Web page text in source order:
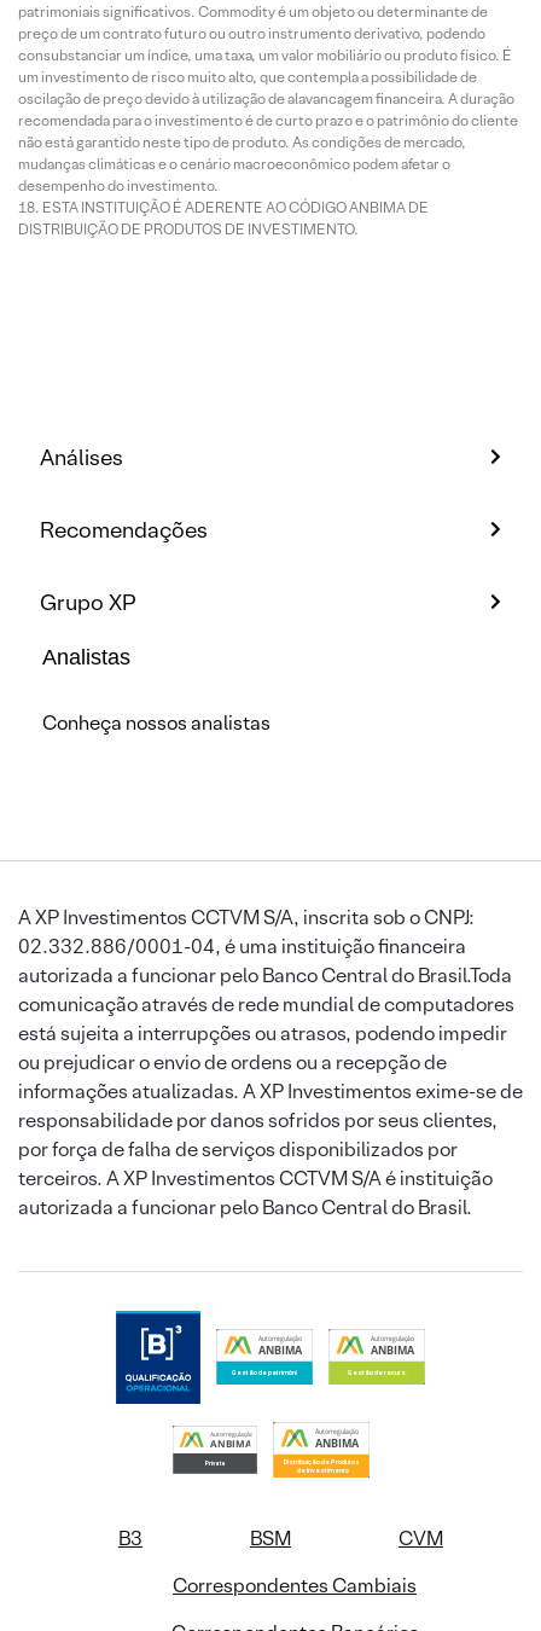
patrimoniais significativos. Commodity é um objeto ou determinante de
preço de um contrato futuro ou outro instrumento derivativo, podendo
consubstanciar um índice, uma taxa, um valor mobiliário ou produto físico. É
um investimento de risco muito alto, que contempla a possibilidade de
oscilação de preço devido à utilização de alavancagem financeira. A duração
recomendada para o investimento é de curto prazo e o patrimônio do cliente
não está garantido neste tipo de produto. As condições de mercado,
mudanças climáticas e o cenário macroeconômico podem afetar o
desempenho do investimento.
ESTA INSTITUIÇÃO É ADERENTE AO CÓDIGO ANBIMA DE
DISTRIBUIÇÃO DE PRODUTOS DE INVESTIMENTO.
Análises
Recomendações
Grupo XP
Analistas
Conheça nossos analistas
A XP Investimentos CCTVM S/A, inscrita sob o CNPJ:
02.332.886/0001-04, é uma instituição financeira
autorizada a funcionar pelo Banco Central do Brasil.Toda
comunicação através de rede mundial de computadores
está sujeita a interrupções ou atrasos, podendo impedir
ou prejudicar o envio de ordens ou a recepção de
informações atualizadas. A XP Investimentos exime-se de
responsabilidade por danos sofridos por seus clientes,
por força de falha de serviços disponibilizados por
terceiros. A XP Investimentos CCTVM S/A é instituição
autorizada a funcionar pelo Banco Central do Brasil.
B3 BSM
CVM
Correspondentes Cambiais